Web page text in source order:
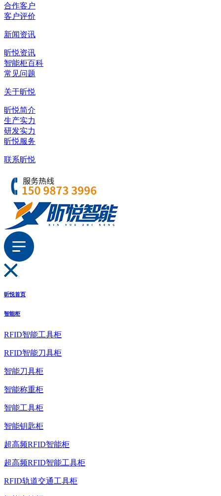
合作客户
客户评价
新闻资讯
昕悦资讯
智能柜百科
常见问题
关于昕悦
昕悦简介
生产实力
研发实力
昕悦服务
联系昕悦
昕悦首页
智能柜
RFID智能工具柜
RFID智能刀具柜
智能刀具柜
智能称重柜
智能工具柜
智能钥匙柜
超高频RFID智能柜
超高频RFID智能工具柜
RFID轨道交通工具柜